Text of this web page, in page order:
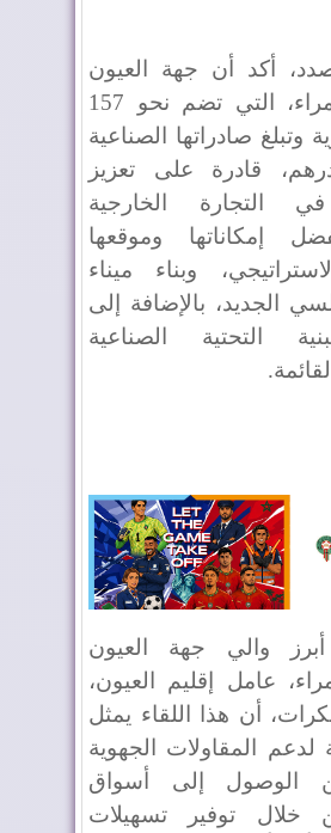
أكد أن جهة العيون
الساقية الحمراء، التي تضم نحو 157
وتبلغ صادراتها الصناعية
درهم، قادرة على تعزيز
التجارة الخارجية
إمكاناتها وموقعها
وبناء ميناء
الجديد، بالإضافة إلى
التحتية الصناعية
والي جهة العيون
عامل إقليم العيون،
أن هذا اللقاء يمثل
المقاولات الجهوية
الوصول إلى أسواق
خلال توفير تسهيلات